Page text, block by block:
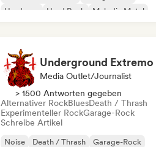
Hardcore
Hard Rock
Melodic Metal
Underground Extremo
Media Outlet/Journalist
> 1500 Antworten gegeben
Alternativer RockBluesDeath / Thrash
Experimenteller RockGarage-Rock
Schreibe Artikel
Noise Death / Thrash
Garage-Rock